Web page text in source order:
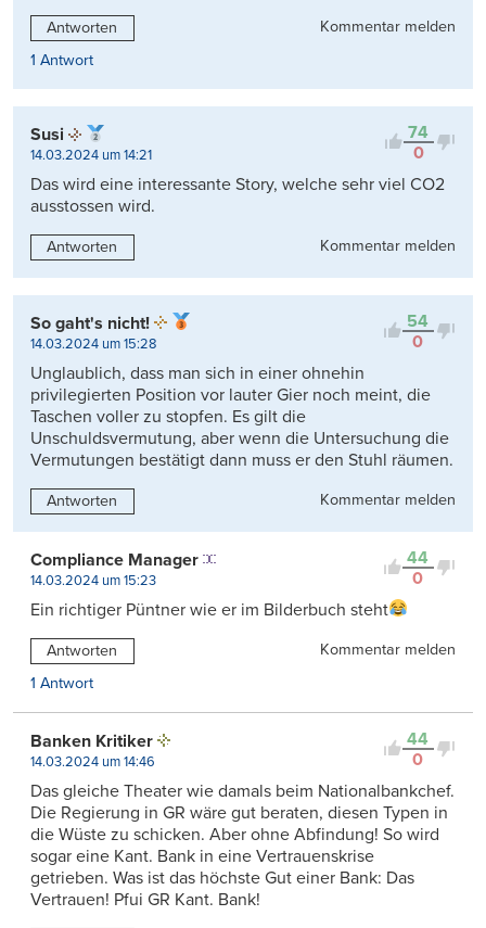
Antworten
Kommentar melden
1 Antwort
74
0
Susi
14.03.2024 um 14:21
Das wird eine interessante Story, welche sehr viel CO2
ausstossen wird.
Antworten Kommentar melden
54
0
So gaht's nicht!
14.03.2024 um 15:28
Unglaublich, dass man sich in einer ohnehin
privilegierten Position vor lauter Gier noch meint, die
Taschen voller zu stopfen. Es gilt die
Unschuldsvermutung, aber wenn die Untersuchung die
Vermutungen bestätigt dann muss er den Stuhl räumen.
Antworten Kommentar melden
44
0
Compliance Manager
14.03.2024 um 15:23
Ein richtiger Püntner wie er im Bilderbuch steht
Antworten
Kommentar melden
1 Antwort
44
0
Banken Kritiker
14.03.2024 um 14:46
Das gleiche Theater wie damals beim Nationalbankchef.
Die Regierung in GR wäre gut beraten, diesen Typen in
die Wüste zu schicken. Aber ohne Abfindung! So wird
sogar eine Kant. Bank in eine Vertrauenskrise
getrieben. Was ist das höchste Gut einer Bank: Das
Vertrauen! Pfui GR Kant. Bank!